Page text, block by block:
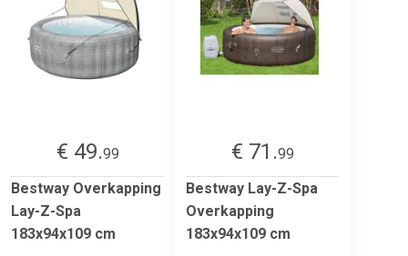
€ 49.99
Bestway Overkapping
Lay-Z-Spa
183x94x109 cm
€ 71.99
Bestway Lay-Z-Spa
Overkapping
183x94x109 cm